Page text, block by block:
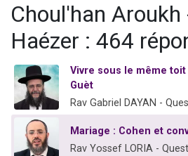
Choul'han Aroukh
Haézer : 464
Vivre sous le même
Guèt
Rav Gabriel DAYAN -
Mariage : Cohen et
Rav Yossef LORIA -